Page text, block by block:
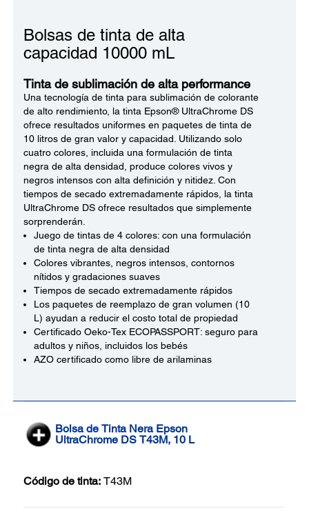
Bolsas de tinta de alta
capacidad 10000 mL
Tinta de sublimación de alta performance
Una tecnología de tinta para sublimación de colorante
de alto rendimiento, la tinta Epson® UltraChrome DS
ofrece resultados uniformes en paquetes de tinta de
10 litros de gran valor y capacidad. Utilizando solo
cuatro colores, incluida una formulación de tinta
negra de alta densidad, produce colores vivos y
negros intensos con alta definición y nitidez. Con
tiempos de secado extremadamente rápidos, la tinta
UltraChrome DS ofrece resultados que simplemente
sorprenderán.
Juego de tintas de 4 colores: con una formulación
de tinta negra de alta densidad
Colores vibrantes, negros intensos, contornos
nítidos y gradaciones suaves
Tiempos de secado extremadamente rápidos
Los paquetes de reemplazo de gran volumen (10
L) ayudan a reducir el costo total de propiedad
Certificado Oeko-Tex ECOPASSPORT: seguro para
adultos y niños, incluidos los bebés
AZO certificado como libre de arilaminas
Bolsa de Tinta Nera Epson
UltraChrome DS T43M, 10 L
Código de tinta: T43M